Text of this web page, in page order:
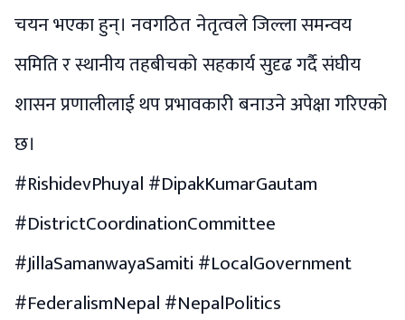
चयन भएका हुन्। नवगठित नेतृत्वले जिल्ला समन्वय
समिति र स्थानीय तहबीचको सहकार्य सुदृढ गर्दै संघीय
शासन प्रणालीलाई थप प्रभावकारी बनाउने अपेक्षा गरिएको
छ।
#RishidevPhuyal #DipakKumarGautam
#DistrictCoordinationCommittee
#JillaSamanwayaSamiti #LocalGovernment
#FederalismNepal #NepalPolitics